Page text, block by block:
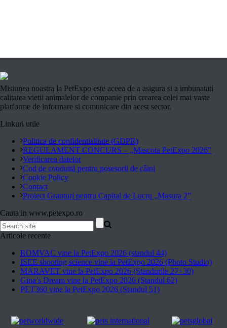
Misiunea noastra la PetExpo este aceea de a asigura si a imbunatati
calitatea vietii animalelor de companie prin crearea celei mai vaste
platforme de informare si comunicare din acest sector.
Linkuri utile
Politica de confidentialitate (GDPR)
REGULAMENT CONCURS – „Mascota PetExpo 2026”
Verificarea datelor
Cod de conduită pentru posesorii de câini
Cookie Policy
Contact
Proiect Granturi pentru Capital de Lucru „Masura 2”
Cauta in www.petexpo.ro
Articole recente
ROMVAC vine la PetExpo 2026 (standul 44)
ISEE shooting science vine la PetExpo 2026 (Photo Studio)
MARAVET vine la PetExpo 2026 (Standurile 27+30)
Gina’s Dream vine la PetExpo 2026 (Standul 62)
PET360 vine la PetExpo 2026 (Standul 51)